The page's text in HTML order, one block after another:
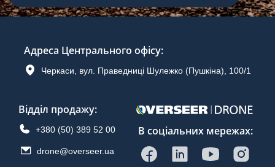
В соціальних мережах:
Адреса Центрального офісу:
Черкаси, вул. Праведниці Шулежко (Пушкіна), 100/1
Відділ продажу:
+380 (50) 389 52 00
drone@overseer.ua